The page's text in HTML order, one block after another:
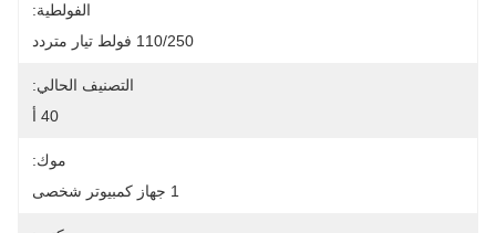
الفولطية:
110/250 فولط تيار متردد
التصنيف الحالي:
40 أ
موك:
1 جهاز كمبيوتر شخصى